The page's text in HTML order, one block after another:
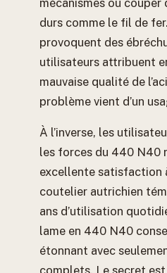
durs comme le fil de
provoquent des
utilisateurs attribuent
mauvaise qualité de
problème vient d’un
À l’inverse, les
les forces du 440 N40
excellente satisfaction
coutelier autrichien
ans d’utilisation
lame en 440 N40
étonnant avec